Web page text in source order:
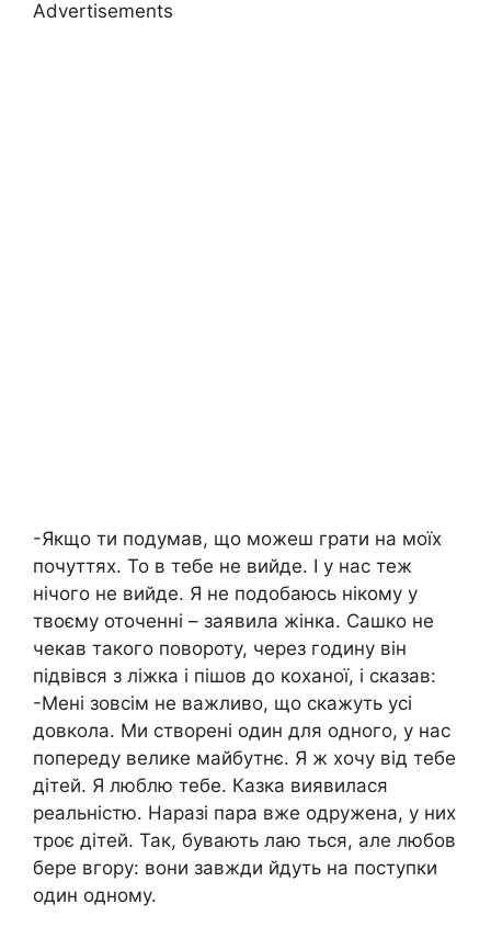
Advertisements
-Якщо ти подумав, що можеш грати на моїх
почуттях. То в тебе не вийде. І у нас теж
нічого не вийде. Я не подобаюсь нікому у
твоєму оточенні – заявила жінка. Сашко не
чекав такого повороту, через годину він
підвівся з ліжка і пішов до коханої, і сказав:
-Мені зовсім не важливо, що скажуть усі
довкола. Ми створені один для одного, у нас
попереду велике майбутнє. Я ж хочу від тебе
дітей. Я люблю тебе. Казка виявилася
реальністю. Наразі пара вже одружена, у них
троє дітей. Так, бувають лаю ться, але любов
бере вгору: вони завжди йдуть на поступки
один одному.